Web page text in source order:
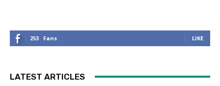
253 Fans LIKE
LATEST ARTICLES